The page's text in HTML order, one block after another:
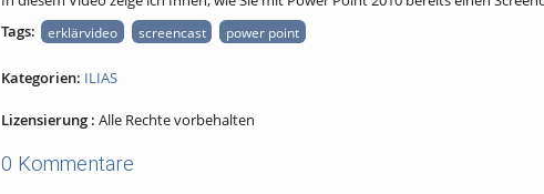
Tags:
erklärvideo screencast power point
Kategorien: ILIAS
Lizensierung : Alle Rechte vorbehalten
0 Kommentare